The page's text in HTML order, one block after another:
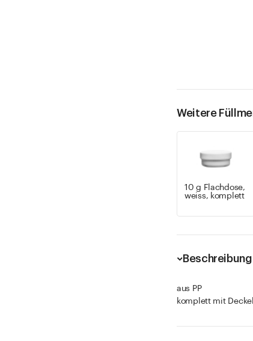
Weitere
10 g Flachdose,
weiss, komplett
Beschreibung
aus PP
komplett mit Deckel